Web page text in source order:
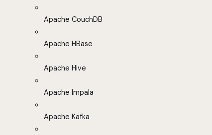
Apache CouchDB
Apache HBase
Apache Hive
Apache Impala
Apache Kafka